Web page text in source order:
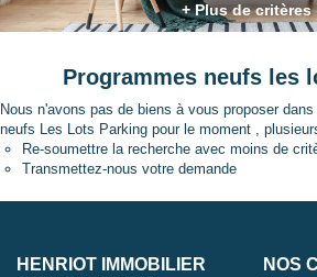
+ Plus de critères
Programmes neufs les
Nous n'avons pas de biens à vous proposer
neufs Les Lots Parking pour le moment ,
Re-soumettre la recherche avec moins de
Transmettez-nous votre demande
HENRIOT IMMOBILIER NOS